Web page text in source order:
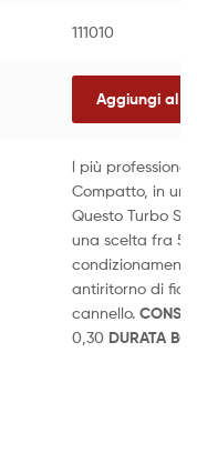
111010
Aggiungi al
l più
Compatto, in un
Questo Turbo
una scelta fra 5
antiritorno di
cannello.
0,30 DURATA